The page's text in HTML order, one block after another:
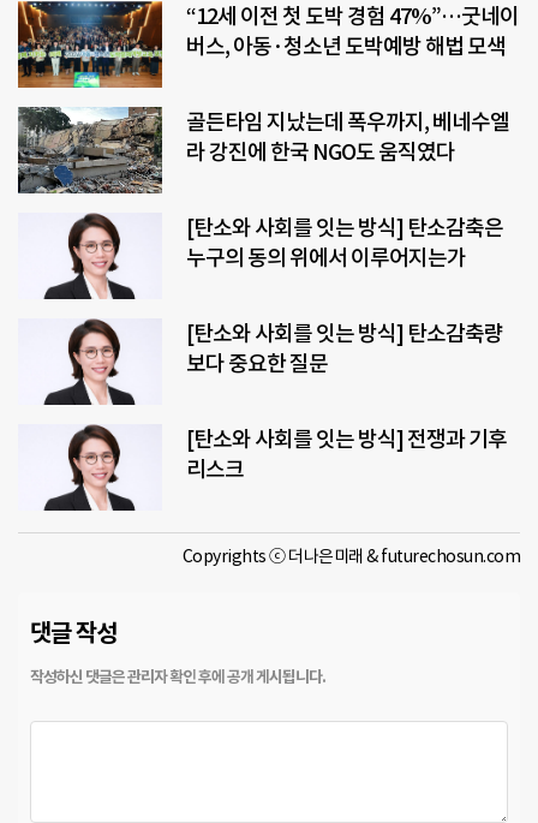
“12세 이전 첫 도박 경험 47%”…굿네이
버스, 아동·청소년 도박예방 해법 모색
골든타임 지났는데 폭우까지, 베네수엘
라 강진에 한국 NGO도 움직였다
[탄소와 사회를 잇는 방식] 탄소감축은
누구의 동의 위에서 이루어지는가
[탄소와 사회를 잇는 방식] 탄소감축량
보다 중요한 질문
[탄소와 사회를 잇는 방식] 전쟁과 기후
리스크
Copyrights ⓒ 더나은미래 & futurechosun.com
댓글 작성